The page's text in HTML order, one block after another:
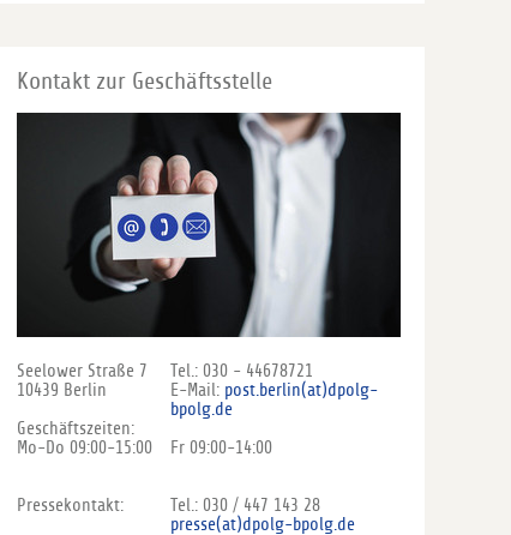
Kontakt zur Geschäftsstelle
Seelower Straße 7
10439 Berlin
Geschäftszeiten:
Mo-Do 09:00-15:00
Pressekontakt:
Tel.: 030 - 44678721
E-Mail: post.berlin(at)dpolg-
bpolg.de
Fr 09:00-14:00
Tel.: 030 / 447 143 28
presse(at)dpolg-bpolg.de